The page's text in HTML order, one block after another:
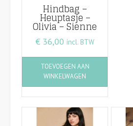
Hindbag –
Heuptasje –
Olivia – Sienne
€36,00 incl. BTW
TOEVOEGEN AAN
WINKELWAGEN